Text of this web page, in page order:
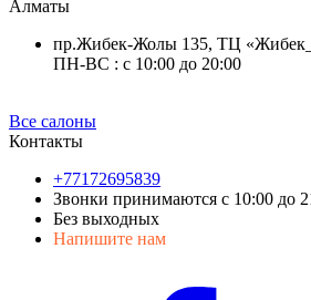
Алматы
пр.Жибек-Жолы 135, ТЦ
ПН-ВС : с 10:00 до 20:00
Все салоны
Контакты
+77172695839
Звонки принимаются с 10:00 до
Без выходных
Напишите нам